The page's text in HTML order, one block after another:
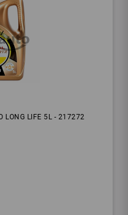
LONG LIFE 5L - 217272